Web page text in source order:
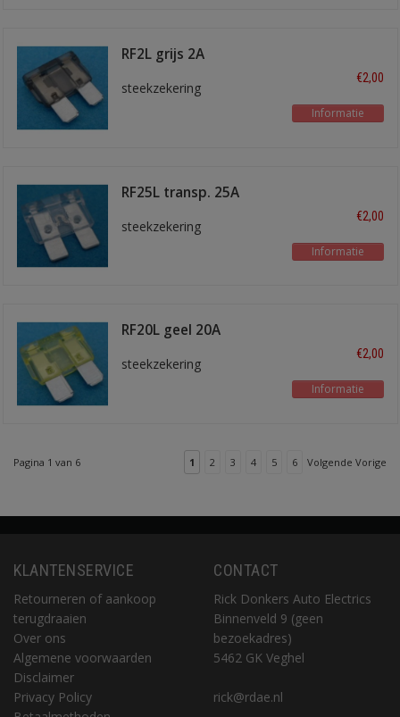
RF2L grijs 2A
steekzekering
€2,00
Informatie
RF25L transp. 25A
steekzekering
€2,00
Informatie
RF20L geel 20A
steekzekering
€2,00
Informatie
Pagina 1 van 6 1 2 3 4 5 6 Volgende Vorige
KLANTENSERVICE
Retourneren of aankoop
terugdraaien
Over ons
Algemene voorwaarden
Disclaimer
Privacy Policy
CONTACT
Rick Donkers Auto Electrics
Binnenveld 9 (geen
bezoekadres)
5462 GK Veghel
rick@rdae.nl